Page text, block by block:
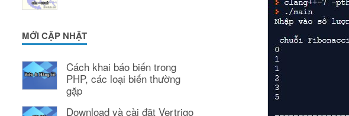
MỚI CẬP NHẬT
Cách khai báo biến trong
PHP, các loại biến thường
gặp
Download và cài đặt Vertrigo